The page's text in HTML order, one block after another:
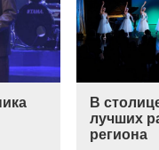
В
лучших
региона